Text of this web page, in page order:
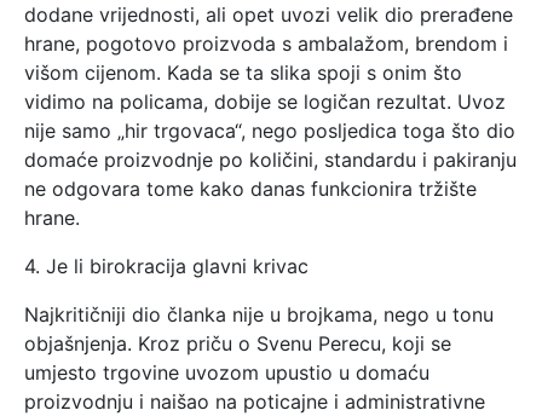
dodane vrijednosti, ali opet uvozi velik dio prerađene
hrane, pogotovo proizvoda s ambalažom, brendom i
višom cijenom. Kada se ta slika spoji s onim što
vidimo na policama, dobije se logičan rezultat. Uvoz
nije samo „hir trgovaca“, nego posljedica toga što dio
domaće proizvodnje po količini, standardu i pakiranju
ne odgovara tome kako danas funkcionira tržište
hrane.
4. Je li birokracija glavni krivac
Najkritičniji dio članka nije u brojkama, nego u tonu
objašnjenja. Kroz priču o Svenu Perecu, koji se
umjesto trgovine uvozom upustio u domaću
proizvodnju i naišao na poticajne i administrativne